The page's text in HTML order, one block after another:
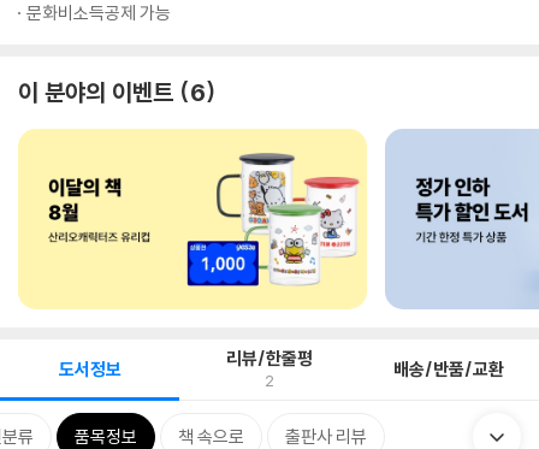
문화비소득공제 가능
이 분야의 이벤트 6
도서정보 리뷰/한줄평
2 배송/반품/교환
류 품목정보 책 속으로 출판사 리뷰